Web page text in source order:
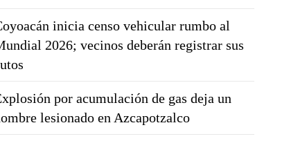
inicia censo vehicular rumbo al
2026; vecinos deberán registrar sus
por acumulación de gas deja un
lesionado en Azcapotzalco